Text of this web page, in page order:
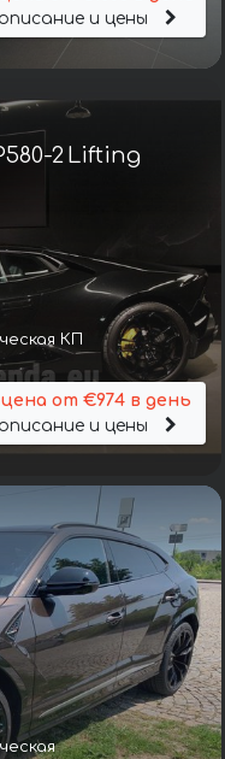
описание и цены
2 Lifting
КП
цена от €974 в день
описание и цены